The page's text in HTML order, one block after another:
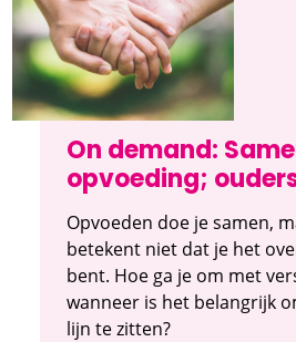
On demand:
opvoeding;
Opvoeden doe je samen,
betekent niet dat je het
bent. Hoe ga je om met
wanneer is het belangrijk
lijn te zitten?